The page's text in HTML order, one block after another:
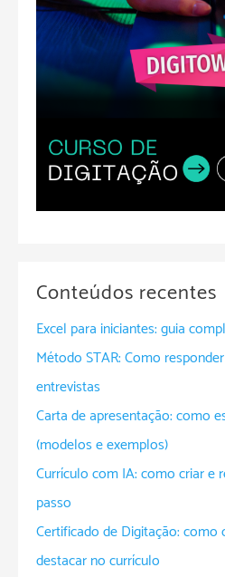
Conteúdos recentes
Excel para iniciantes: guia
Método STAR: Como
entrevistas
Carta de apresentação: como
(modelos e exemplos)
Currículo com IA: como criar e
passo
Certificado de Digitação: como
destacar no currículo